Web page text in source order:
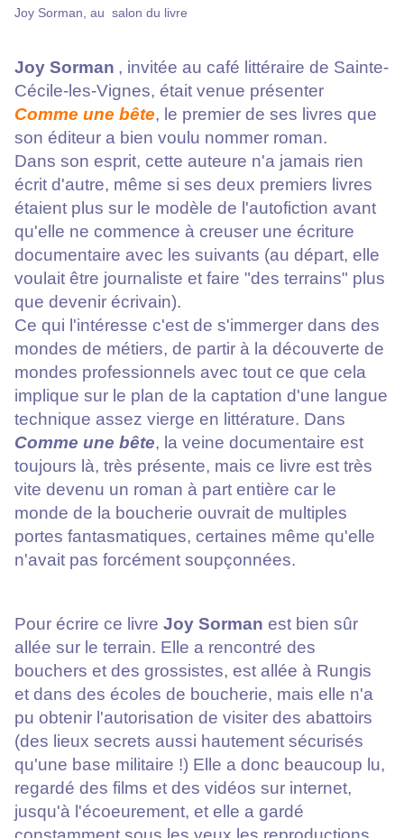
Joy Sorman, au salon du livre
Joy Sorman , invitée au café littéraire de Sainte-
Cécile-les-Vignes, était venue présenter
Comme une bête, le premier de ses livres que
son éditeur a bien voulu nommer roman.
Dans son esprit, cette auteure n'a jamais rien
écrit d'autre, même si ses deux premiers livres
étaient plus sur le modèle de l'autofiction avant
qu'elle ne commence à creuser une écriture
documentaire avec les suivants (au départ, elle
voulait être journaliste et faire "des terrains" plus
que devenir écrivain).
Ce qui l'intéresse c'est de s'immerger dans des
mondes de métiers, de partir à la découverte de
mondes professionnels avec tout ce que cela
implique sur le plan de la captation d'une langue
technique assez vierge en littérature. Dans
Comme une bête, la veine documentaire est
toujours là, très présente, mais ce livre est très
vite devenu un roman à part entière car le
monde de la boucherie ouvrait de multiples
portes fantasmatiques, certaines même qu'elle
n'avait pas forcément soupçonnées.
Pour écrire ce livre Joy Sorman est bien sûr
allée sur le terrain. Elle a rencontré des
bouchers et des grossistes, est allée à Rungis
et dans des écoles de boucherie, mais elle n'a
pu obtenir l'autorisation de visiter des abattoirs
(des lieux secrets aussi hautement sécurisés
qu'une base militaire !) Elle a donc beaucoup lu,
regardé des films et des vidéos sur internet,
jusqu'à l'écoeurement, et elle a gardé